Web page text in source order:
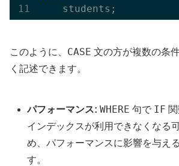
このように、 CASE 文の方が複数の条
く記述できます。
パフォーマンス: WHERE 句で IF
インデックスが利用できなくなる
め、パフォーマンスに影響を与え
す。